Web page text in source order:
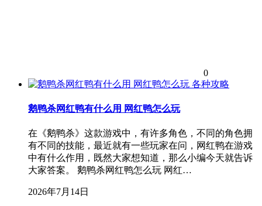
0
各种攻略
鹅鸭杀网红鸭有什么用 网红鸭怎么玩
在《鹅鸭杀》这款游戏中，有许多角色，不同的角色拥
有不同的技能，最近就有一些玩家在问，网红鸭在游戏
中有什么作用，既然大家想知道，那么小编今天就告诉
大家答案。 鹅鸭杀网红鸭怎么玩 网红…
2026年7月14日